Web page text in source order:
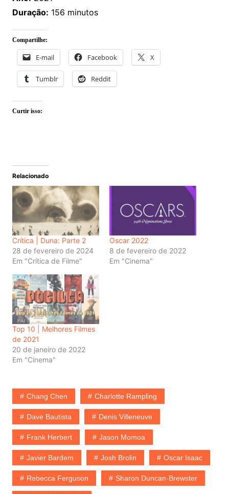
Duração: 156 minutos
Compartilhe:
E-mail Facebook X
Tumblr Reddit
Curtir isso:
Relacionado
Crítica | Duna: Parte 2
28 de fevereiro de 2024
Em "Crítica de Filme"
Oscar 2022
8 de fevereiro de 2022
Em "Cinema"
Top 10 | Melhores Filmes
de 2021
20 de janeiro de 2022
Em "Cinema"
Chang Chen Charlotte Rampling
Dave Bautista Denis Villeneuve
Frank Herbert Jason Momoa
Javier Bardem Josh Brolin Oscar Isaac
Rebecca Ferguson Sharon Duncan-Brewster